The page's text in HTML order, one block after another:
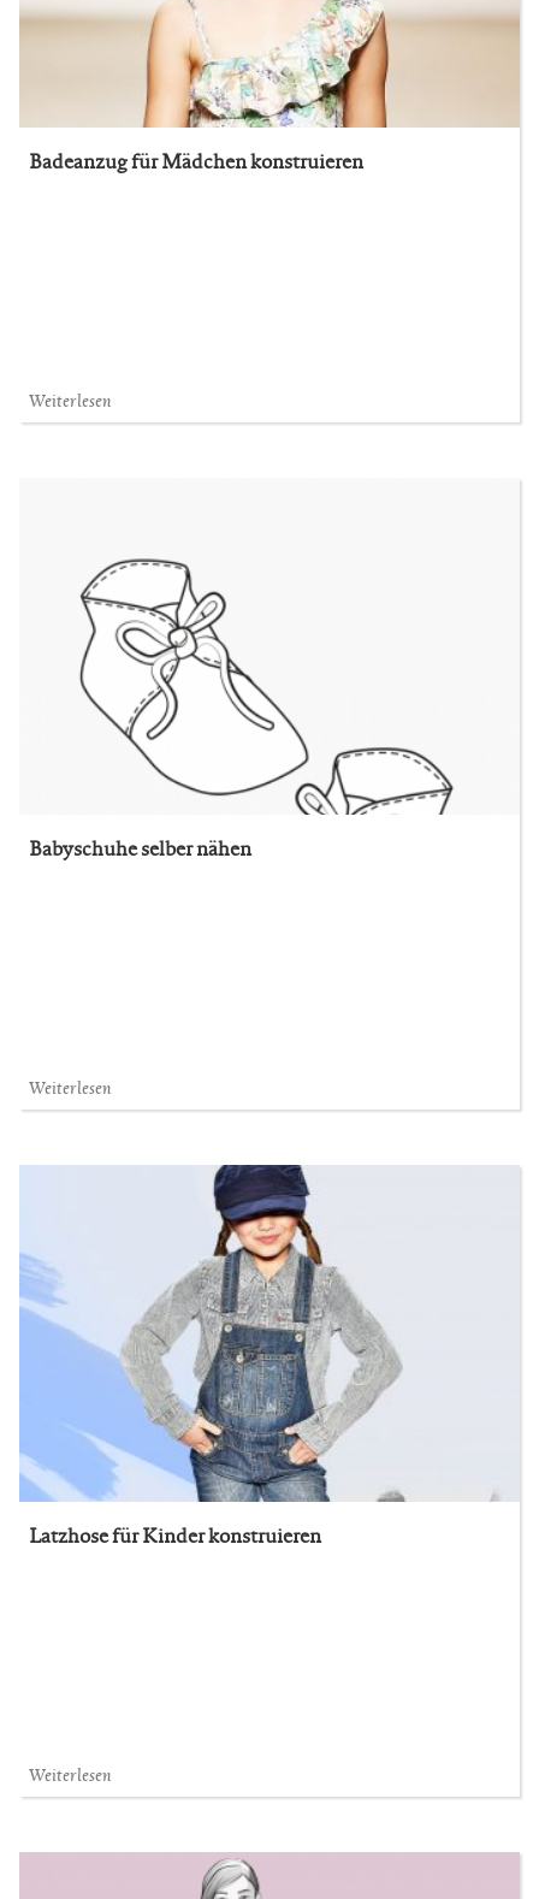
Badeanzug für Mädchen konstruieren
Weiterlesen
Babyschuhe selber nähen
Weiterlesen
Latzhose für Kinder konstruieren
Weiterlesen